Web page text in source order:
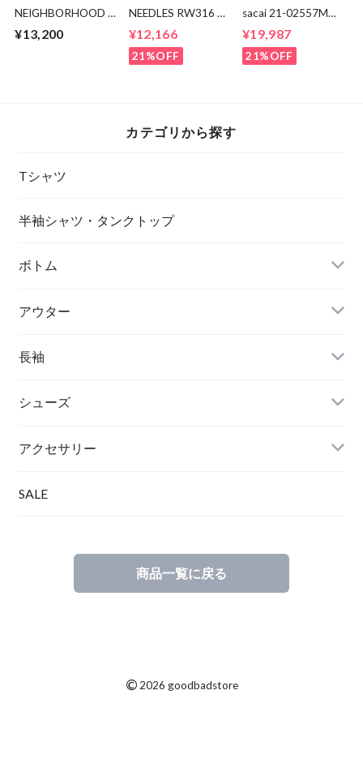
NEIGHBORHOOD ×
¥13,200
NEEDLES RW316 ト
¥12,166
21%OFF
sacai 21-02557M
¥19,987
21%OFF
カテゴリから探す
Tシャツ
半袖シャツ・タンクトップ
ボトム
アウター
長袖
シューズ
アクセサリー
SALE
商品一覧に戻る
© 2026 goodbadstore